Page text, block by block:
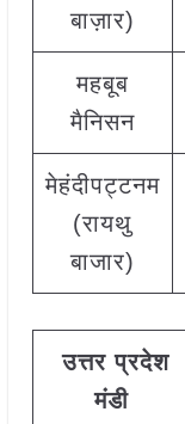
बाज़ार)
महबूब
मैनिसन
मेहंदीपट्टनम
(रायथु
बाजार)
उत्तर प्रदेश
मंडी